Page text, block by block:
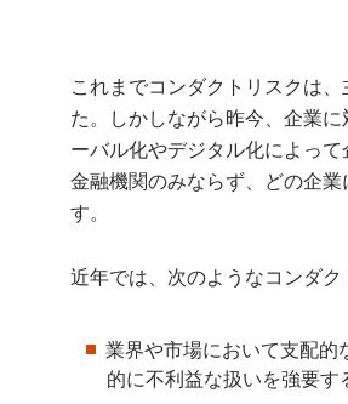
これまでコンダクトリスクは
た。しかしながら昨今、企業
ーバル化やデジタル化によっ
金融機関のみならず、どの企
す。
近年では、次のようなコンダク
業界や市場において支配的
的に不利益な扱いを強要す